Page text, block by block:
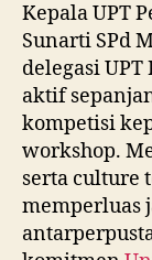
Kepala UPT
Sunarti SPd
delegasi
aktif
kompetisi
workshop.
serta culture
memperluas